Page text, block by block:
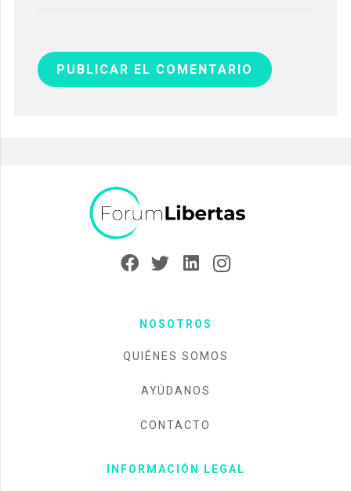
PUBLICAR EL COMENTARIO
NOSOTROS
QUIÉNES SOMOS
AYÚDANOS
CONTACTO
INFORMACIÓN LEGAL